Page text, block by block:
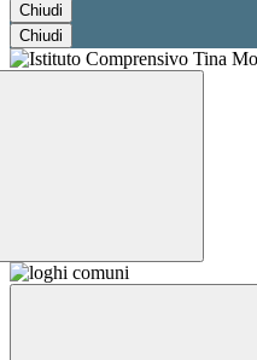
Chiudi
Chiudi